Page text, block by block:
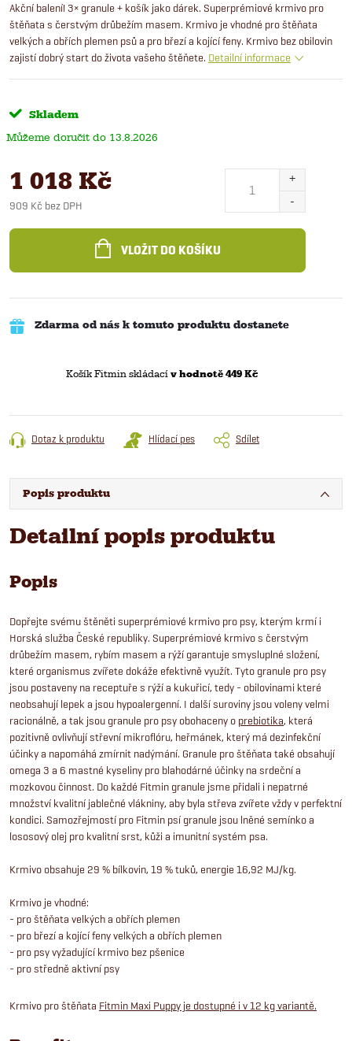
Akční balení! 3× granule + košík jako dárek. Superprémiové krmivo pro
štěňata s čerstvým drůbežím masem. Krmivo je vhodné pro štěňata
velkých a obřích plemen psů a pro březí a kojící feny. Krmivo bez obilovin
zajistí dobrý start do života vašeho štěňete. Detailní informace
Skladem
13.8.2026
1 018 Kč
909 Kč bez DPH
cena:
VLOŽIT DO KOŠÍKU
Zdarma od nás k tomuto produktu dostanete
Košík Fitmin skládací v hodnotě 449 Kč
Dotaz k produktu Hlídací pes Sdílet
Popis produktu
Detailní popis produktu
Popis
Dopřejte svému štěněti superprémiové krmivo pro psy, kterým krmí i
Horská služba České republiky. Superprémiové krmivo s čerstvým
drůbežím masem, rybím masem a rýží garantuje smysluplné složení,
které organismus zvířete dokáže efektivně využít. Tyto granule pro psy
jsou postaveny na receptuře s rýží a kukuřicí, tedy - obilovinami které
neobsahují lepek a jsou hypoalergenní. I další suroviny jsou voleny velmi
racionálně, a tak jsou granule pro psy obohaceny o prebiotika, která
pozitivně ovlivňují střevní mikroflóru, heřmánek, který má dezinfekční
účinky a napomáhá zmírnit nadýmání. Granule pro štěňata také obsahují
omega 3 a 6 mastné kyseliny pro blahodárné účinky na srdeční a
mozkovou činnost. Do každé Fitmin granule jsme přidali i nepatrné
množství kvalitní jablečné vlákniny, aby byla střeva zvířete vždy v perfektní
kondici. Samozřejmostí pro Fitmin psí granule jsou lněné semínko a
lososový olej pro kvalitní srst, kůži a imunitní systém psa.
Krmivo obsahuje 29 % bílkovin, 19 % tuků, energie 16,92 MJ/kg.
Krmivo je vhodné:
- pro štěňata velkých a obřích plemen
- pro březí a kojící feny velkých a obřích plemen
- pro psy vyžadující krmivo bez pšenice
- pro středně aktivní psy
Krmivo pro štěňata Fitmin Maxi Puppy je dostupné i v 12 kg variantě.